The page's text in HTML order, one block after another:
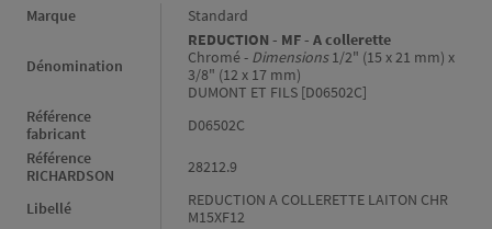
Informations générales
Marque Standard
Dénomination
REDUCTION - MF - A collerette
Chromé - Dimensions1/2" (15 x 21 mm) x
3/8" (12 x 17 mm)
DUMONT ET FILS [D06502C]
Référence
fabricant
D06502C
Référence
RICHARDSON
28212.9
Libellé
REDUCTION A COLLERETTE LAITON CHR
M15XF12